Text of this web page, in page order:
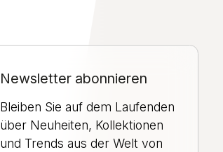
Newsletter abonnieren
Bleiben Sie auf dem Laufenden
über Neuheiten, Kollektionen
und Trends aus der Welt von